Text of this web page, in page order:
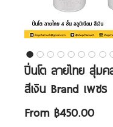
ปิ่นโต ลายไทย สุ่ม
สีเงิน Brand เพชร
From ฿450.00Sale